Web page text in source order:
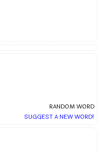
RANDOM WORD
SUGGEST A NEW WORD!